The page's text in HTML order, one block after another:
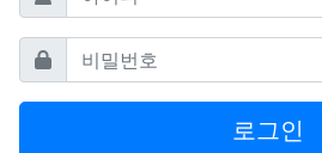
비밀번호필수
로그인